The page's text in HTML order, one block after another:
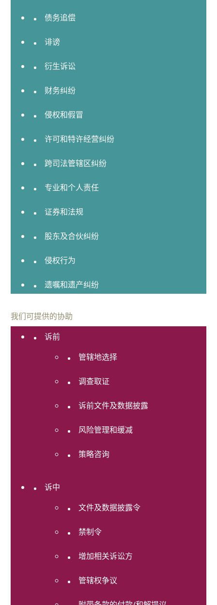
债务追偿
诽谤
衍生诉讼
财务纠纷
侵权和假冒
许可和特许经营纠纷
跨司法管辖区纠纷
专业和个人责任
证券和法规
股东及合伙纠纷
侵权行为
遗嘱和遗产纠纷
我们可提供的协助
诉前
管辖地选择
调查取证
诉前文件及数据披露
风险管理和缓减
策略咨询
诉中
文件及数据披露令
禁制令
增加相关诉讼方
管辖权争议
询
购
建
项
目
公
服
劳
就
与
酬
利
人
戶
知
识
权
权
事
监
管
合
破
及
组